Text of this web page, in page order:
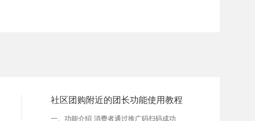
社区团购附近的团长功能使用教程
一、功能介绍 消费者通过推广码扫码成功